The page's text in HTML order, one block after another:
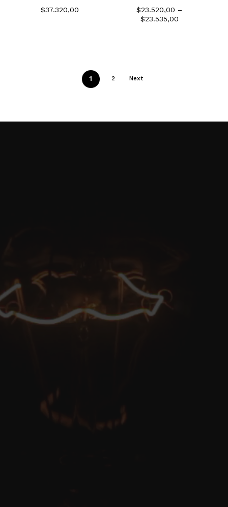
$37.320,00 $23.520,00 –
$23.535,00Rango
1 2 Next
Av. Jacinto P. Ramos 1802